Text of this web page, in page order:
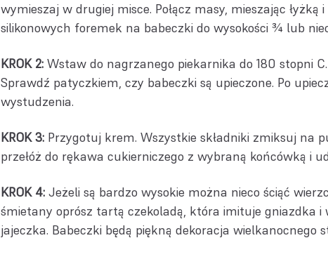
wymieszaj w drugiej misce. Połącz masy, mieszając
silikonowych foremek na babeczki do wysokości ¾ lub
KROK 2: Wstaw do nagrzanego piekarnika do 180 stopni C.
Sprawdź patyczkiem, czy babeczki są upieczone. Po
wystudzenia.
KROK 3: Przygotuj krem. Wszystkie składniki zmiksuj na
przełóż do rękawa cukierniczego z wybraną końcówką i
KROK 4: Jeżeli są bardzo wysokie można nieco ściąć
śmietany oprósz tartą czekoladą, która imituje gniazdka i
jajeczka. Babeczki będą piękną dekoracja wielkanocnego